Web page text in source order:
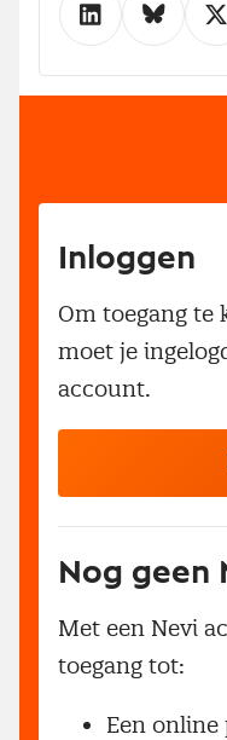
Inloggen
Om toegang te
moet je
account.
Nog geen
Met een Nevi
toegang tot:
Een